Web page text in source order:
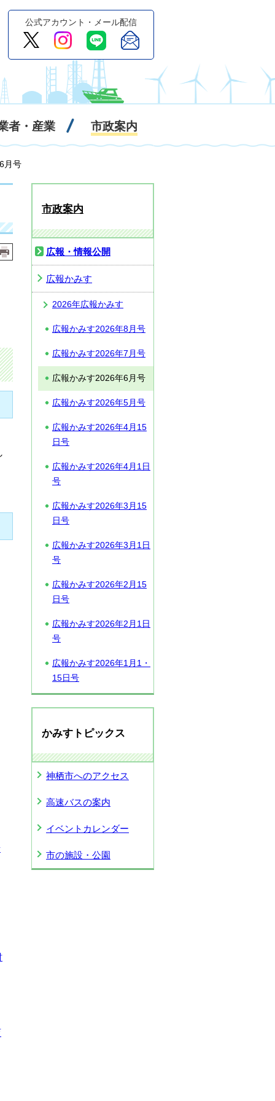
公式アカウント・メール配信
者・産業 市政案内
月号
市政案内
広報・情報公開
広報かみす
2026年広報かみす
広報かみす2026年8月号
広報かみす2026年7月号
広報かみす2026年6月号
広報かみす2026年5月号
広報かみす2026年4月15
日号
広報かみす2026年4月1日
号
広報かみす2026年3月15
日号
広報かみす2026年3月1日
号
広報かみす2026年2月15
日号
広報かみす2026年2月1日
号
広報かみす2026年1月1・
15日号
かみすトピックス
神栖市へのアクセス
高速バスの案内
イベントカレンダー
市の施設・公園